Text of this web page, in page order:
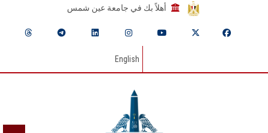
أهلاً بك في جامعة عين شمس
English